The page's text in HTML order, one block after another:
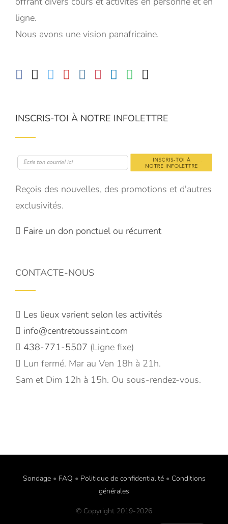
ligne.
Nous avons une vision panafricaine.
INSCRIS-TOI À NOTRE INFOLETTRE
Reçois des nouvelles, des promotions et d'autres
exclusivités.
Faire un don ponctuel ou récurrent
CONTACTE-NOUS
Les lieux varient selon les activités
info@centretoussaint.com
438-771-5507 (Ligne fixe)
Lun fermé. Mar au Ven 18h à 21h.
Sam et Dim 12h à 15h. Ou sous-rendez-vous.
Sondage• FAQ • Politique de confidentialité• Conditions
générales
© Copyright 2019-2026